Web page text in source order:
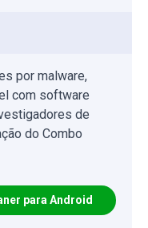
por malware,
com software
de
do Combo
para Android